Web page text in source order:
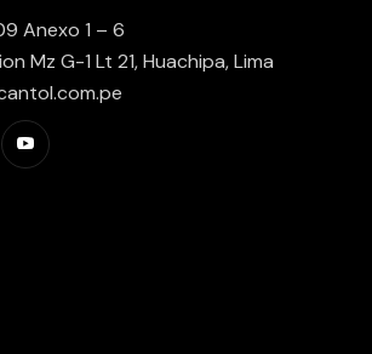
Anexo 1 – 6
Mz G-1 Lt 21, Huachipa, Lima